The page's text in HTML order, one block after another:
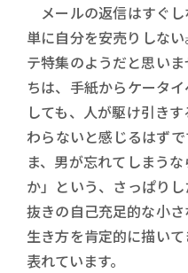
メールの返信はすぐ
単に自分を安売りしない
テ特集のようだと思い
ちは、手紙からケータ
しても、人が駆け引き
わらないと感じるはず
ま、男が忘れてしまう
か」という、さっぱり
抜きの自己充足的な小
生き方を肯定的に描い
表れています。